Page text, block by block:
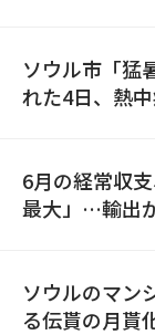
ソウル市「猛
れた4日、熱
6月の経常収
最大」…輸出
ソウルのマン
る伝貰の月貰